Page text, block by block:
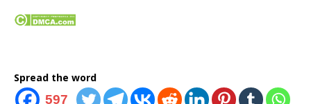
Spread the word
597